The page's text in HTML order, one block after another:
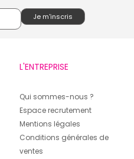
L'ENTREPRISE
Qui sommes-nous ?
Espace recrutement
Mentions légales
Conditions générales de
ventes